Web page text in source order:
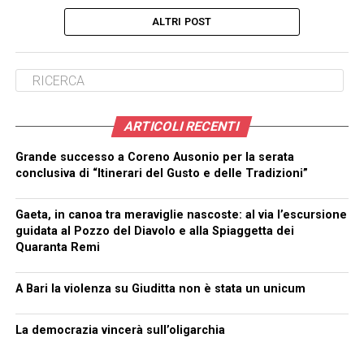
ALTRI POST
ARTICOLI RECENTI
Grande successo a Coreno Ausonio per la serata
conclusiva di “Itinerari del Gusto e delle Tradizioni”
Gaeta, in canoa tra meraviglie nascoste: al via l’escursione
guidata al Pozzo del Diavolo e alla Spiaggetta dei
Quaranta Remi
A Bari la violenza su Giuditta non è stata un unicum
La democrazia vincerà sull’oligarchia